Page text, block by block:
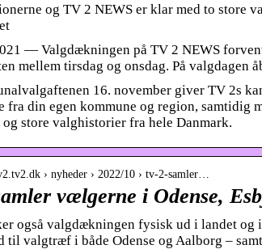
og TV 2 NEWS er klar med to store
— Valgdækningen på TV 2 NEWS
mellem tirsdag og onsdag. På valgdagen
16. november giver TV 2s
fra din egen kommune og region, samtidig
og store valghistorier fra hele Danmark.
› nyheder › 2022/10 › tv-2-samler…
vælgerne i Odense,
også valgdækningen fysisk ud i landet og
til valgtræf i både Odense og Aalborg –